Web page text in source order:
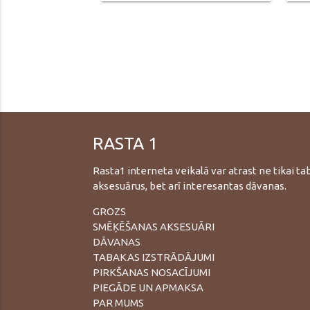
RASTA 1
Rasta1 interneta veikalā var atrast ne tikai
aksesuārus, bet arī interesantas dāvanas.
GROZS
SMĒĶĒŠANAS AKSESUĀRI
DĀVANAS
TABAKAS IZSTRĀDĀJUMI
PIRKŠANAS NOSACĪJUMI
PIEGĀDE UN APMAKSA
PAR MUMS